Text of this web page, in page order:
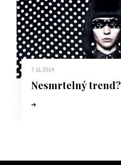
7.11.2014
Nesmrtelný trend?